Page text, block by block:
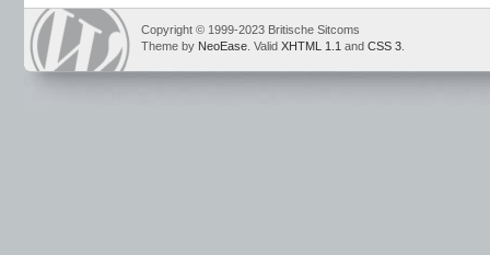
Copyright © 1999-2023 Britische Sitcoms
Theme by NeoEase . Valid XHTML 1.1 and CSS 3